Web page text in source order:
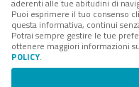
aderenti alle tue abitudini di
Puoi esprimere il tuo consenso
questa informativa, continui
Potrai sempre gestire le tue
ottenere maggiori informazioni
POLICY.